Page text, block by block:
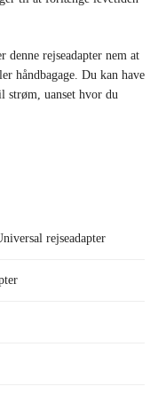
rejseadapter nem at
håndbagage. Du kan have
strøm, uanset hvor du
rejseadapter